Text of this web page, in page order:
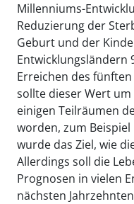
Millenniums-
Reduzierung der
Geburt und der
Entwicklungsländern
Erreichen des
sollte dieser Wert
einigen Teilräumen
worden, zum
wurde das Ziel, wie
Allerdings soll die
Prognosen in vielen
nächsten